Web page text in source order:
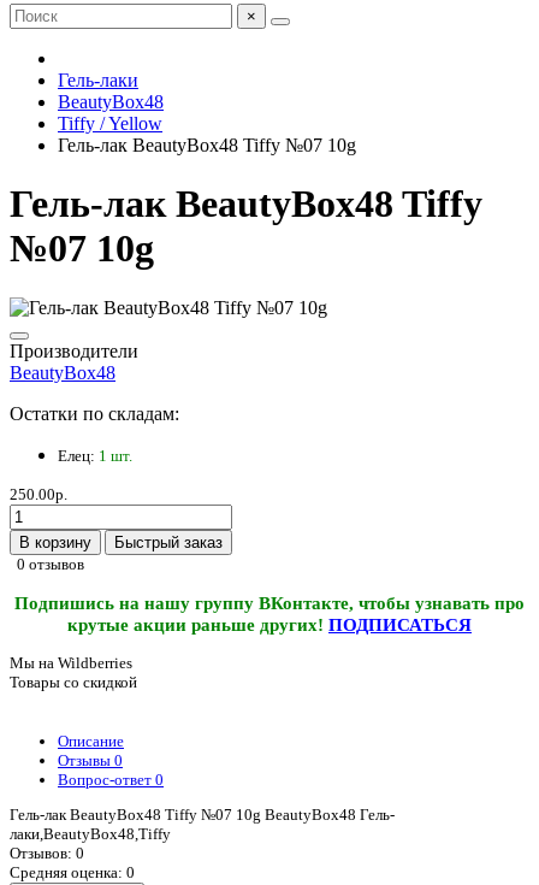
×
Гель-лаки
BeautyBox48
Tiffy / Yellow
Гель-лак BeautyBox48 Tiffy №07 10g
Гель-лак BeautyBox48 Tiffy
№07 10g
Производители
BeautyBox48
Остатки по складам:
Елец: 1 шт.
250.00р.
В корзину
Быстрый заказ
0 отзывов
Подпишись на нашу группу ВКонтакте, чтобы узнавать про
крутые акции раньше других! ПОДПИСАТЬСЯ
Мы на Wildberries
Товары со скидкой
Описание
Отзывы 0
Вопрос-ответ 0
Гель-лак BeautyBox48 Tiffy №07 10g BeautyBox48 Гель-
лаки,BeautyBox48,Tiffy
Отзывов: 0
Средняя оценка: 0